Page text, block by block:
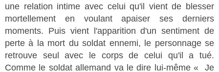
une relation intime avec celui qu'il vient de blesser
mortellement en voulant apaiser ses derniers
moments. Puis vient l'apparition d'un sentiment de
perte à la mort du soldat ennemi, le personnage se
retrouve seul avec le corps de celui qu'il a tué.
Comme le soldat allemand va le dire lui-même « Je